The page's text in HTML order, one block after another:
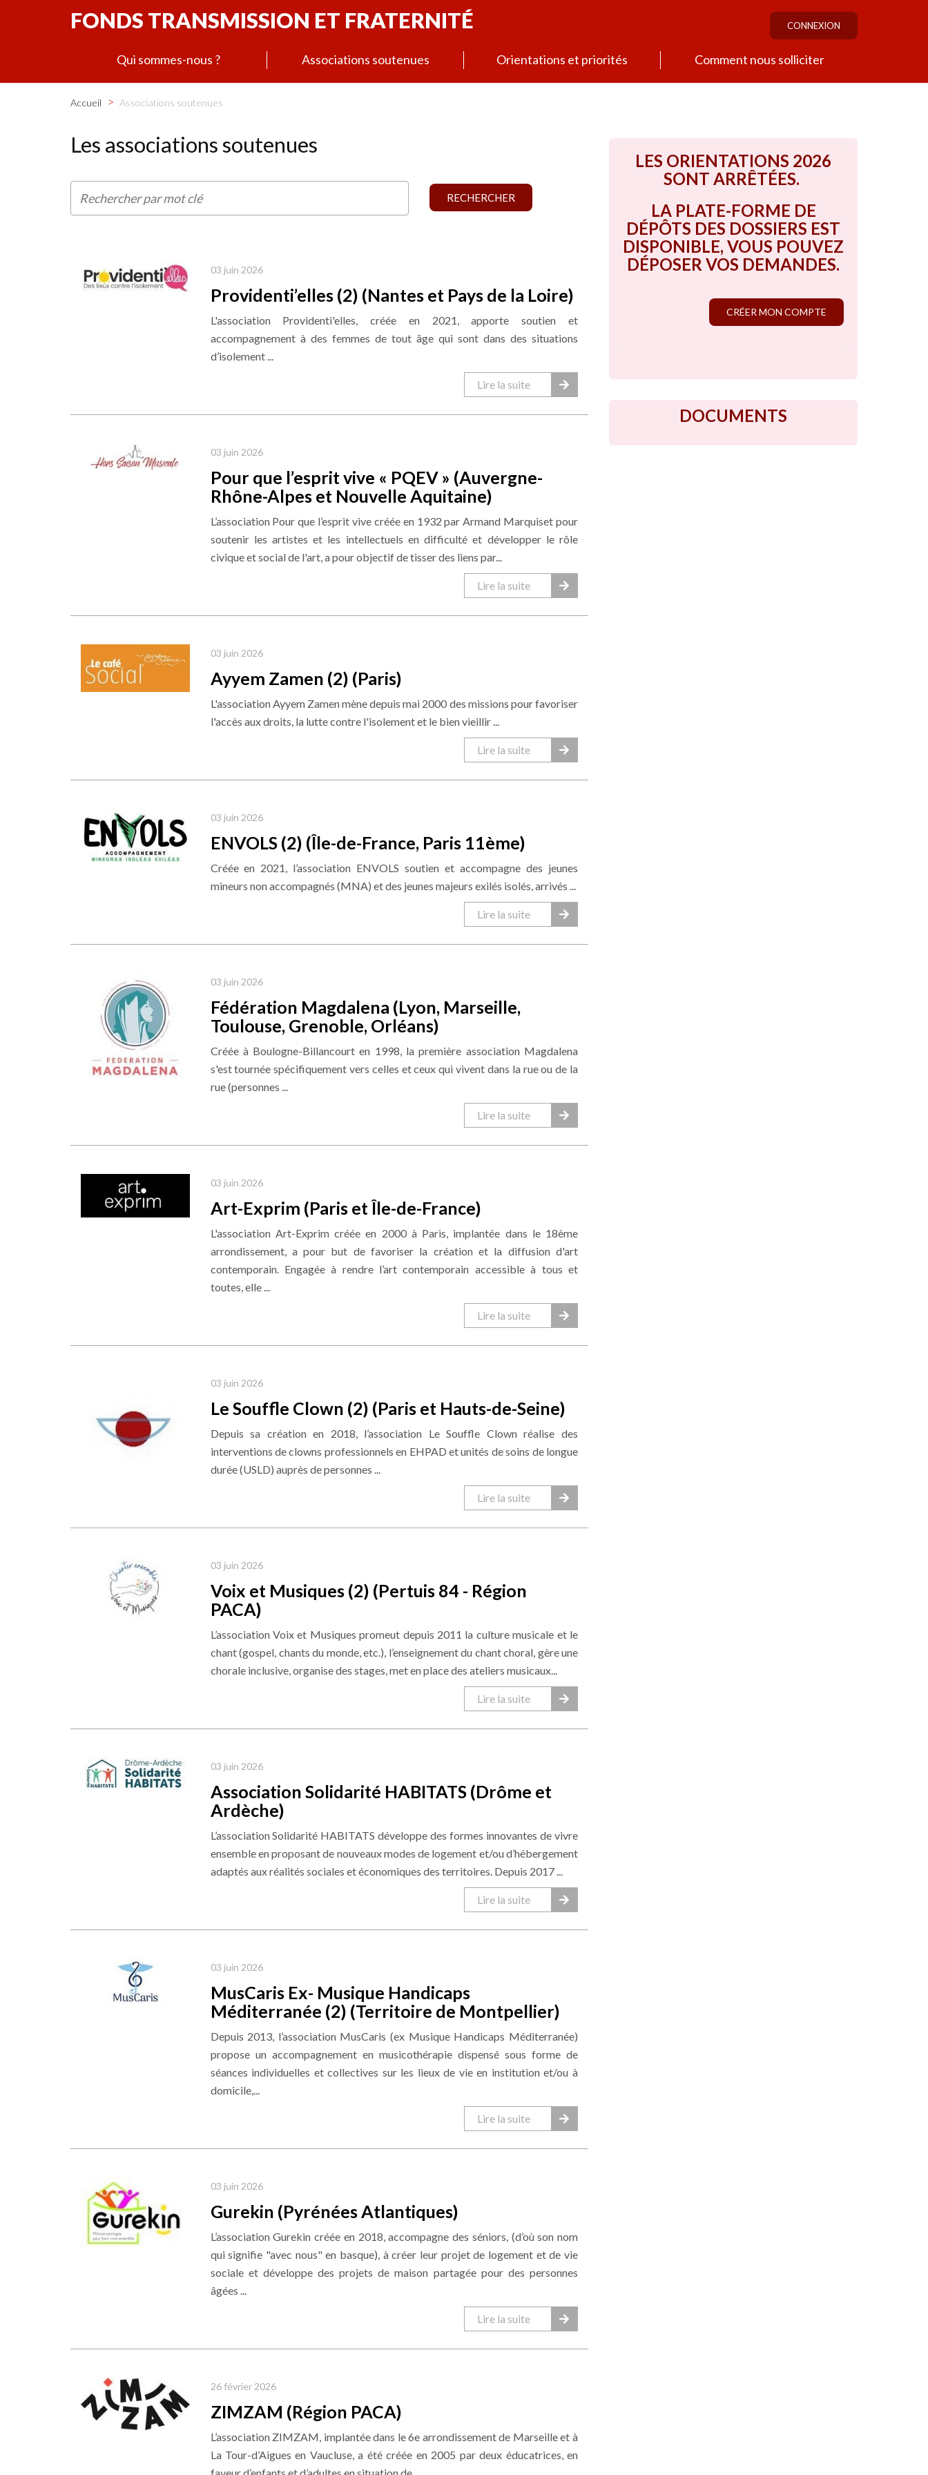
FONDS TRANSMISSION ET FRATERNITÉ CONNEXION
Qui sommes-nous ? Associations soutenues Orientations et priorités Comment nous solliciter
Accueil > Associations soutenues
Les associations soutenues
03 juin 2026
Providenti’elles (2) (Nantes et Pays de la Loire)
L'association Providenti'elles, créée en 2021, apporte soutien et
accompagnement à des femmes de tout âge qui sont dans des situations
d’isolement ...
Lire la suite
03 juin 2026
Pour que l’esprit vive « PQEV » (Auvergne-
Rhône-Alpes et Nouvelle Aquitaine)
L’association Pour que l’esprit vive créée en 1932 par Armand Marquiset pour
soutenir les artistes et les intellectuels en difficulté et développer le rôle
civique et social de l'art, a pour objectif de tisser des liens par...
Lire la suite
03 juin 2026
Ayyem Zamen (2) (Paris)
L'association Ayyem Zamen mène depuis mai 2000 des missions pour favoriser
l'accès aux droits, la lutte contre l'isolement et le bien vieillir ...
Lire la suite
03 juin 2026
ENVOLS (2) (Île-de-France, Paris 11ème)
Créée en 2021, l’association ENVOLS soutien et accompagne des jeunes
mineurs non accompagnés (MNA) et des jeunes majeurs exilés isolés, arrivés ...
Lire la suite
03 juin 2026
Fédération Magdalena (Lyon, Marseille,
Toulouse, Grenoble, Orléans)
Créée à Boulogne-Billancourt en 1998, la première association Magdalena
s'est tournée spécifiquement vers celles et ceux qui vivent dans la rue ou de la
rue (personnes ...
Lire la suite
03 juin 2026
Art-Exprim (Paris et Île-de-France)
L'association Art-Exprim créée en 2000 à Paris, implantée dans le 18ème
arrondissement, a pour but de favoriser la création et la diffusion d'art
contemporain. Engagée à rendre l’art contemporain accessible à tous et
toutes, elle ...
Lire la suite
03 juin 2026
Le Souffle Clown (2) (Paris et Hauts-de-Seine)
Depuis sa création en 2018, l’association Le Souffle Clown réalise des
interventions de clowns professionnels en EHPAD et unités de soins de longue
durée (USLD) auprès de personnes ...
Lire la suite
03 juin 2026
Voix et Musiques (2) (Pertuis 84 - Région
PACA)
L’association Voix et Musiques promeut depuis 2011 la culture musicale et le
chant (gospel, chants du monde, etc.), l’enseignement du chant choral, gère une
chorale inclusive, organise des stages, met en place des ateliers musicaux...
Lire la suite
03 juin 2026
Association Solidarité HABITATS (Drôme et
Ardèche)
L’association Solidarité HABITATS développe des formes innovantes de vivre
ensemble en proposant de nouveaux modes de logement et/ou d’hébergement
adaptés aux réalités sociales et économiques des territoires. Depuis 2017 ...
Lire la suite
03 juin 2026
MusCaris Ex- Musique Handicaps
Méditerranée (2) (Territoire de Montpellier)
Depuis 2013, l’association MusCaris (ex Musique Handicaps Méditerranée)
propose un accompagnement en musicothérapie dispensé sous forme de
séances individuelles et collectives sur les lieux de vie en institution et/ou à
domicile,...
Lire la suite
03 juin 2026
Gurekin (Pyrénées Atlantiques)
L’association Gurekin créée en 2018, accompagne des séniors, (d’où son nom
qui signifie "avec nous" en basque), à créer leur projet de logement et de vie
sociale et développe des projets de maison partagée pour des personnes
âgées ...
Lire la suite
26 février 2026
ZIMZAM (Région PACA)
L’association ZIMZAM, implantée dans le 6e arrondissement de Marseille et à
La Tour-d’Aigues en Vaucluse, a été créée en 2005 par deux éducatrices, en
LES ORIENTATIONS 2026
SONT ARRÊTÉES.
LA PLATE-FORME DE
DÉPÔTS DES DOSSIERS EST
DISPONIBLE, VOUS POUVEZ
DÉPOSER VOS DEMANDES.
CRÉER MON COMPTE
DOCUMENTS